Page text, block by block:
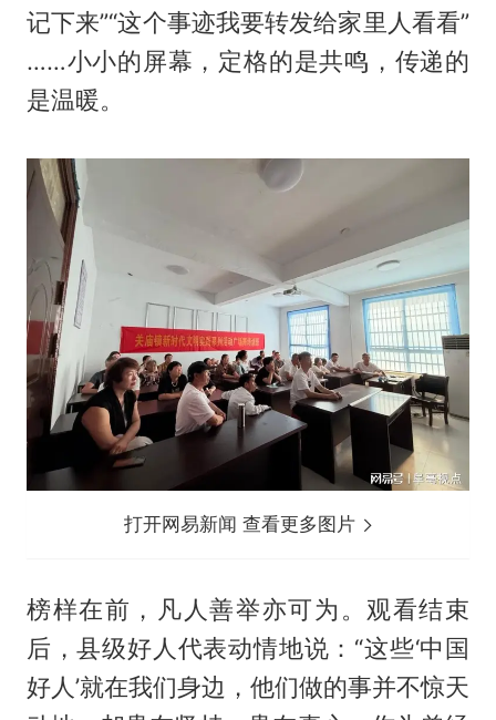
记下来”“这个事迹我要转发给家里人看看”
……小小的屏幕，定格的是共鸣，传递的
是温暖。
打开网易新闻 查看更多图片
榜样在前，凡人善举亦可为。观看结束
后，县级好人代表动情地说：“这些‘中国
好人’就在我们身边，他们做的事并不惊天